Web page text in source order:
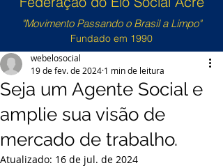
"Movimento Passando o Brasil a Limpo"
Fundado em 1990
Seja um Agente Social e
amplie sua visão de
mercado de trabalho.
webelosocial
19 de fev. de 2024 1 min de leitura
Atualizado: 16 de jul. de 2024